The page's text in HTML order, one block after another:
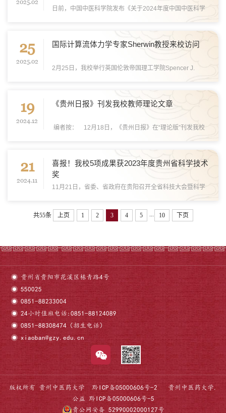
2025.02
日前，中国中医科学院发布《关于2024年度中国中医科学
1项、二等奖成果4项、三等奖成果3项。贵州中医药大学作
为贵州省中药资源普查技术依托单位，联合铜仁学...
25
2025.02
国际计算流体力学专家Sherwin教授来校访问
2月25日，我校举行英国伦敦帝国理工学院Spencer J.
的合作新局面。校党委书记邬卫东出席并致辞，校党委委
员、副校长于浩主持会议。相关职能部门、学院负责人...
19
2024.12
《贵州日报》刊发我校教师理论文章
编者按： 12月18日，《贵州日报》在“理论版”刊发我校
乡村文化》。 文章讲到，习近平总书记在文化传承发展座
谈会上指出，以守正创新的正气和锐气，...
21
2024.11
喜报！我校5项成果获2023年度贵州省科学技术
奖
11月21日，省委、省政府在贵阳召开全省科技大会暨科学
突出贡献的个人及组织予以表彰。大会颁发2023年度贵州
省科学技术奖121项。其中，省自然科学奖28项，省...
共55条 上页 1 2 3 4 5 ... 10 下页
贵州省贵阳市花溪区栋青路4号
550025
0851-88233004
24小时值班电话:0851-88124089
0851-88308474（招生电话）
xiaoban@gzy.edu.cn
版权所有 贵州中医药大学 黔ICP备05000606号-2 贵州中医药大学.
公益 黔ICP备05000606号-5
贵公网安备 52990002000127号